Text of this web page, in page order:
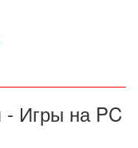
- Игры на PC